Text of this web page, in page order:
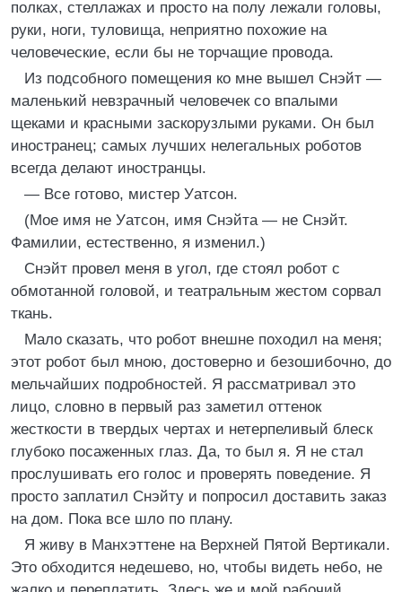
полках, стеллажах и просто на полу лежали головы,
руки, ноги, туловища, неприятно похожие на
человеческие, если бы не торчащие провода.
Из подсобного помещения ко мне вышел Снэйт —
маленький невзрачный человечек со впалыми
щеками и красными заскорузлыми руками. Он был
иностранец; самых лучших нелегальных роботов
всегда делают иностранцы.
— Все готово, мистер Уатсон.
(Мое имя не Уатсон, имя Снэйта — не Снэйт.
Фамилии, естественно, я изменил.)
Снэйт провел меня в угол, где стоял робот с
обмотанной головой, и театральным жестом сорвал
ткань.
Мало сказать, что робот внешне походил на меня;
этот робот был мною, достоверно и безошибочно, до
мельчайших подробностей. Я рассматривал это
лицо, словно в первый раз заметил оттенок
жесткости в твердых чертах и нетерпеливый блеск
глубоко посаженных глаз. Да, то был я. Я не стал
прослушивать его голос и проверять поведение. Я
просто заплатил Снэйту и попросил доставить заказ
на дом. Пока все шло по плану.
Я живу в Манхэттене на Верхней Пятой Вертикали.
Это обходится недешево, но, чтобы видеть небо, не